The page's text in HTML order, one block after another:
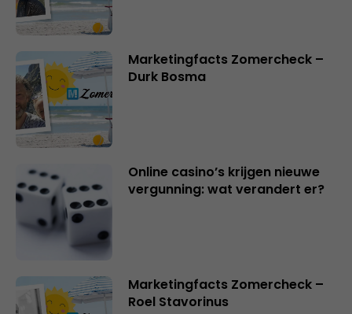
Marketingfacts Zomercheck –
Durk Bosma
Online casino’s krijgen nieuwe
vergunning: wat verandert er?
Marketingfacts Zomercheck –
Roel Stavorinus